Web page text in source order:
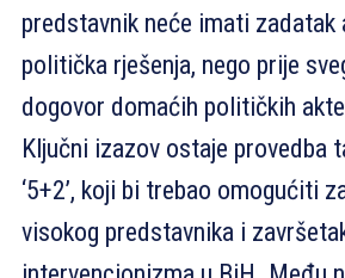
predstavnik neće imati zadatak
politička rješenja, nego prije
dogovor domaćih političkih
Ključni izazov ostaje provedba
‘5+2’, koji bi trebao omogućiti
visokog predstavnika i